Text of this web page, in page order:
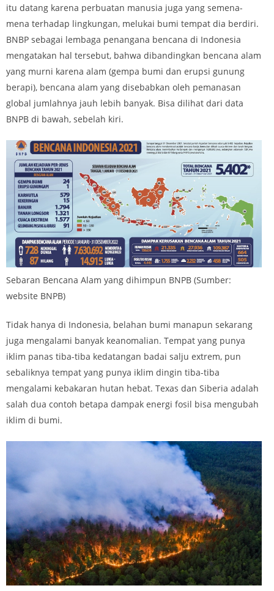
itu datang karena perbuatan manusia juga yang semena-
mena terhadap lingkungan, melukai bumi tempat dia berdiri.
BNBP sebagai lembaga penangana bencana di Indonesia
mengatakan hal tersebut, bahwa dibandingkan bencana alam
yang murni karena alam (gempa bumi dan erupsi gunung
berapi), bencana alam yang disebabkan oleh pemanasan
global jumlahnya jauh lebih banyak. Bisa dilihat dari data
BNPB di bawah, sebelah kiri.
Sebaran Bencana Alam yang dihimpun BNPB (Sumber:
website BNPB)
Tidak hanya di Indonesia, belahan bumi manapun sekarang
juga mengalami banyak keanomalian. Tempat yang punya
iklim panas tiba-tiba kedatangan badai salju extrem, pun
sebaliknya tempat yang punya iklim dingin tiba-tiba
mengalami kebakaran hutan hebat. Texas dan Siberia adalah
salah dua contoh betapa dampak energi fosil bisa mengubah
iklim di bumi.